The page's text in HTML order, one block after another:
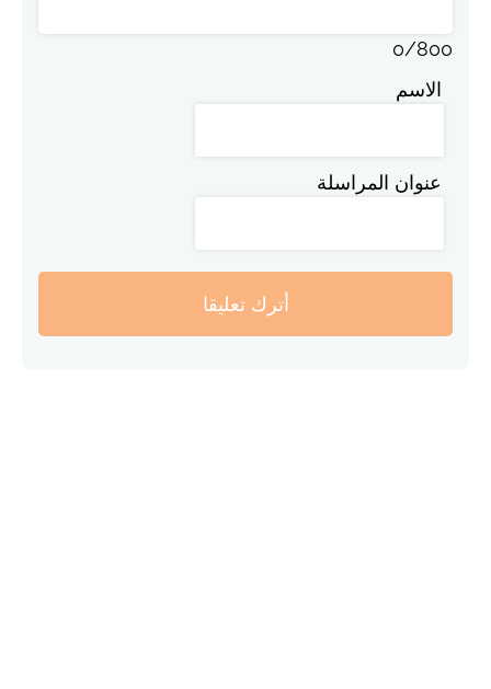
0/800
الاسم
عنوان المراسلة
أترك تعليقا